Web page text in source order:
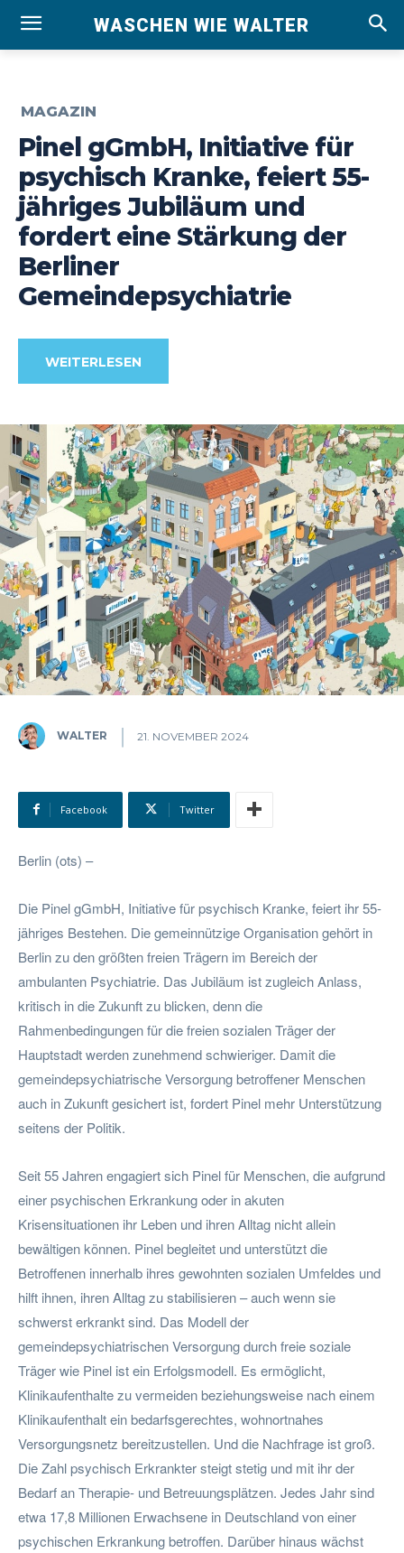
WASCHEN WIE WALTER
MAGAZIN
Pinel gGmbH, Initiative für
psychisch Kranke, feiert 55-
jähriges Jubiläum und
fordert eine Stärkung der
Berliner
Gemeindepsychiatrie
WEITERLESEN
WALTER 21. NOVEMBER 2024
Facebook Twitter
Berlin (ots) –
Die Pinel gGmbH, Initiative für psychisch Kranke, feiert ihr 55-
jähriges Bestehen. Die gemeinnützige Organisation gehört in
Berlin zu den größten freien Trägern im Bereich der
ambulanten Psychiatrie. Das Jubiläum ist zugleich Anlass,
kritisch in die Zukunft zu blicken, denn die
Rahmenbedingungen für die freien sozialen Träger der
Hauptstadt werden zunehmend schwieriger. Damit die
gemeindepsychiatrische Versorgung betroffener Menschen
auch in Zukunft gesichert ist, fordert Pinel mehr Unterstützung
seitens der Politik.
Seit 55 Jahren engagiert sich Pinel für Menschen, die aufgrund
einer psychischen Erkrankung oder in akuten
Krisensituationen ihr Leben und ihren Alltag nicht allein
bewältigen können. Pinel begleitet und unterstützt die
Betroffenen innerhalb ihres gewohnten sozialen Umfeldes und
hilft ihnen, ihren Alltag zu stabilisieren – auch wenn sie
schwerst erkrankt sind. Das Modell der
gemeindepsychiatrischen Versorgung durch freie soziale
Träger wie Pinel ist ein Erfolgsmodell. Es ermöglicht,
Klinikaufenthalte zu vermeiden beziehungsweise nach einem
Klinikaufenthalt ein bedarfsgerechtes, wohnortnahes
Versorgungsnetz bereitzustellen. Und die Nachfrage ist groß.
Die Zahl psychisch Erkrankter steigt stetig und mit ihr der
Bedarf an Therapie- und Betreuungsplätzen. Jedes Jahr sind
etwa 17,8 Millionen Erwachsene in Deutschland von einer
psychischen Erkrankung betroffen. Darüber hinaus wächst